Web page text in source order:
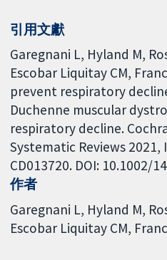
引用文獻
Garegnani L, Hyland M,
Escobar Liquitay CM,
prevent respiratory
Duchenne muscular
respiratory decline.
Systematic Reviews 2021,
CD013720. DOI: 10.1002/
作者
Garegnani L Hyland M
Escobar Liquitay CM